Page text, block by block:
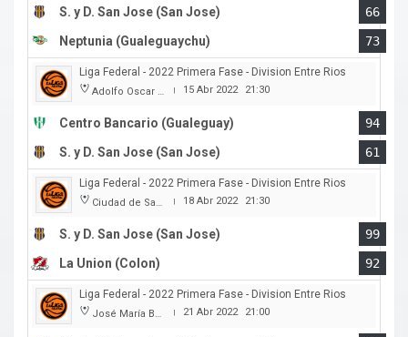
S. y D. San Jose (San Jose)
66
Neptunia (Gualeguaychu)
73
Liga Federal - 2022 Primera Fase - Division Entre Rios
Adolfo Oscar Capurro | 15 Abr 2022 21:30
Centro Bancario (Gualeguay)
94
S. y D. San Jose (San Jose)
61
Liga Federal - 2022 Primera Fase - Division Entre Rios
Ciudad de San Jose | 18 Abr 2022 21:30
S. y D. San Jose (San Jose)
99
La Union (Colon)
92
Liga Federal - 2022 Primera Fase - Division Entre Rios
José María Bertora | 21 Abr 2022 21:00